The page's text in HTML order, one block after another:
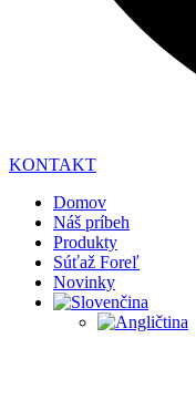
KONTAKT
Domov
Náš príbeh
Produkty
Súťaž Foreľ
Novinky